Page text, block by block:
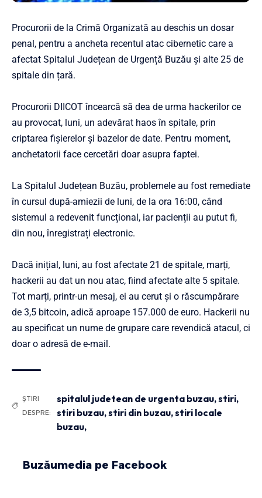
Procurorii de la Crimă Organizată au deschis un dosar
penal, pentru a ancheta recentul atac cibernetic care a
afectat Spitalul Județean de Urgență Buzău și alte 25 de
spitale din țară.
Procurorii DIICOT încearcă să dea de urma hackerilor ce
au provocat, luni, un adevărat haos în spitale, prin
criptarea fişierelor şi bazelor de date. Pentru moment,
anchetatorii face cercetări doar asupra faptei.
La Spitalul Județean Buzău, problemele au fost remediate
în cursul după-amiezii de luni, de la ora 16:00, când
sistemul a redevenit funcțional, iar pacienții au putut fi,
din nou, înregistrați electronic.
Dacă inițial, luni, au fost afectate 21 de spitale, marți,
hackerii au dat un nou atac, fiind afectate alte 5 spitale.
Tot marți, printr-un mesaj, ei au cerut și o răscumpărare
de 3,5 bitcoin, adică aproape 157.000 de euro. Hackerii nu
au specificat un nume de grupare care revendică atacul, ci
doar o adresă de e-mail.
ȘTIRI
DESPRE:
spitalul judetean de urgenta buzau,stiri,
stiri buzau,stiri din buzau,stiri locale
buzau,
Buzăumedia pe Facebook